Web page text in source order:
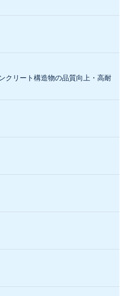
クリート構造物の品質向上・高耐